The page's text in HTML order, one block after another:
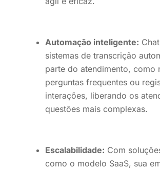
Automação inteligente:
sistemas de transcrição
parte do atendimento, como
perguntas frequentes ou
interações, liberando os
questões mais complexas.
Escalabilidade: Com
como o modelo SaaS, sua